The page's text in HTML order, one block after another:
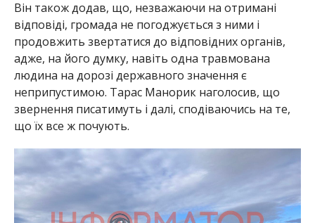
Він також додав, що, незважаючи на отримані
відповіді, громада не погоджується з ними і
продовжить звертатися до відповідних органів,
адже, на його думку, навіть одна травмована
людина на дорозі державного значення є
неприпустимою. Тарас Манорик наголосив, що
звернення писатимуть і далі, сподіваючись на те,
що їх все ж почують.